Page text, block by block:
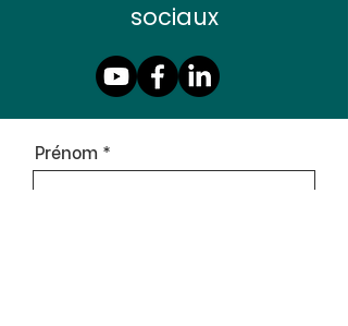
sociaux
Prénom